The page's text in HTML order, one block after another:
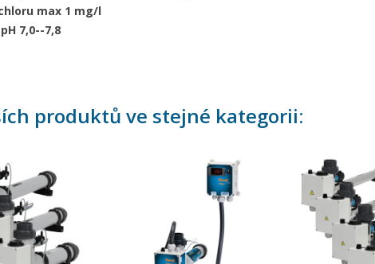
max 1 mg/l
pH 7,0--7,8
produktů ve stejné kategorii: